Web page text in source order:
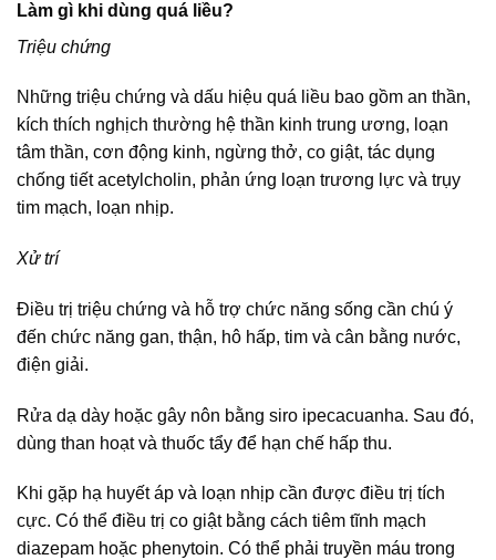
Làm gì khi dùng quá liều?
Triệu chứng
Những triệu chứng và dấu hiệu quá liều bao gồm an thần,
kích thích nghịch thường hệ thần kinh trung ương, loạn
tâm thần, cơn động kinh, ngừng thở, co giật, tác dụng
chống tiết acetylcholin, phản ứng loạn trương lực và trụy
tim mạch, loạn nhịp.
Xử trí
Điều trị triệu chứng và hỗ trợ chức năng sống cần chú ý
đến chức năng gan, thận, hô hấp, tim và cân bằng nước,
điện giải.
Rửa dạ dày hoặc gây nôn bằng siro ipecacuanha. Sau đó,
dùng than hoạt và thuốc tẩy để hạn chế hấp thu.
Khi gặp hạ huyết áp và loạn nhịp cần được điều trị tích
cực. Có thể điều trị co giật bằng cách tiêm tĩnh mạch
diazepam hoặc phenytoin. Có thể phải truyền máu trong